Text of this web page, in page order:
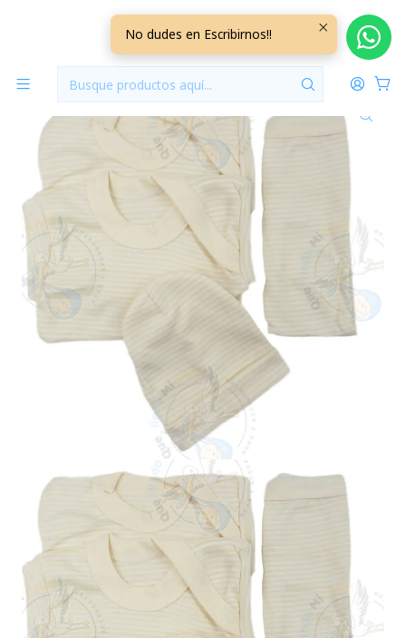
Ajuares 6/9 Meses Lisos/Rayados
Ajuar 4 Piezas Liso Talla 6/9 Meses Amarillo Pálido
Rayado
No dudes en Escribirnos!!